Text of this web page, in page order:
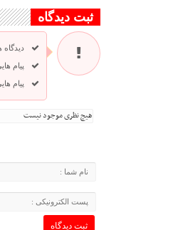
ثبت دیدگاه
پیام
پیام
هیچ نظری موجود نیست